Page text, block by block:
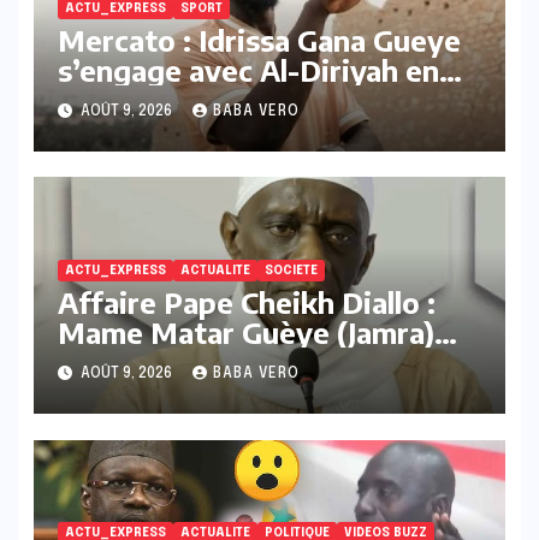
ACTU_EXPRESS SPORT
Mercato : Idrissa Gana Gueye
s’engage avec Al-Diriyah en
Arabie saoudite
AOÛT 9, 2026 BABA VERO
ACTU_EXPRESS ACTUALITE SOCIETE
Affaire Pape Cheikh Diallo :
Mame Matar Guèye (Jamra)
réaffirme son engagement
contre ce qu’il qualifie de «
réseaux LGBT, pédocriminels
et de narcotrafiquants »
AOÛT 9, 2026 BABA VERO
ACTU_EXPRESS ACTUALITE POLITIQUE VIDEOS BUZZ